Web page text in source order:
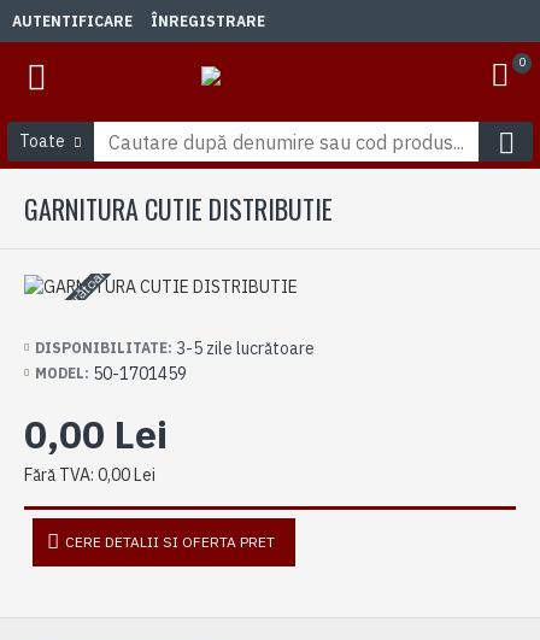
AUTENTIFICARE ÎNREGISTRARE
0
Toate
GARNITURA CUTIE DISTRIBUTIE
3-5 zile lucrătoare
DISPONIBILITATE: 3-5 zile lucrătoare
MODEL: 50-1701459
0,00 Lei
Fără TVA: 0,00 Lei
CERE DETALII SI OFERTA PRET